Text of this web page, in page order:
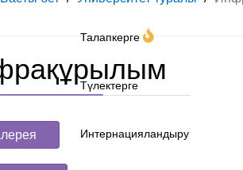
Талапкерге
Түлектерге
Интернацияландыру